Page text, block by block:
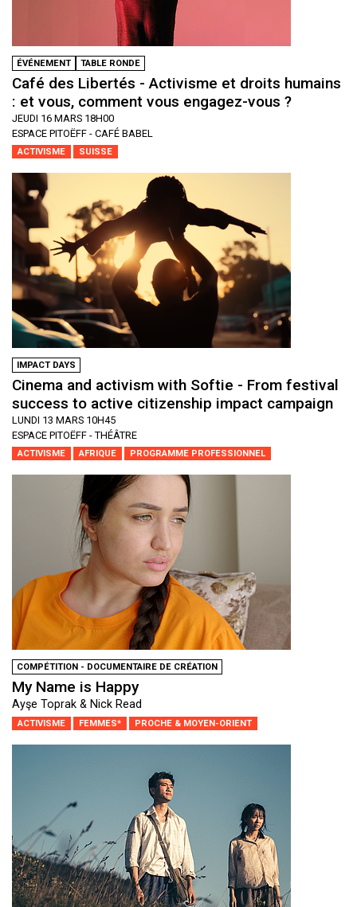
ÉVÉNEMENT TABLE RONDE
Café des Libertés - Activisme et droits humains
: et vous, comment vous engagez-vous ?
JEUDI 16 MARS 18H00
ESPACE PITOËFF - CAFÉ BABEL
ACTIVISME SUISSE
IMPACT DAYS
Cinema and activism with Softie - From festival
success to active citizenship impact campaign
LUNDI 13 MARS 10H45
ESPACE PITOËFF - THÉÂTRE
ACTIVISME AFRIQUE PROGRAMME PROFESSIONNEL
COMPÉTITION - DOCUMENTAIRE DE CRÉATION
My Name is Happy
Ayşe Toprak & Nick Read
ACTIVISME FEMMES* PROCHE & MOYEN-ORIENT